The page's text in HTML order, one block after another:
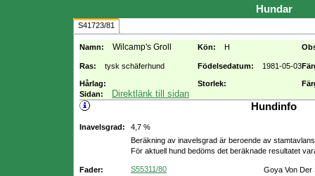
Hundar
S41723/81
Namn: Wilcamp's Groll Kön: H
Ras: tysk schäferhund Födelsedatum: 1981-05-03
Hårlag: Storlek:
Sidan:
Direktlänk till sidan
Hundinfo
Inavelsgrad:
4,7 %
Beräkning av inavelsgrad är beroende av
För aktuell hund bedöms det beräknade resultatet
Fader: S55311/80
Goya Von Der